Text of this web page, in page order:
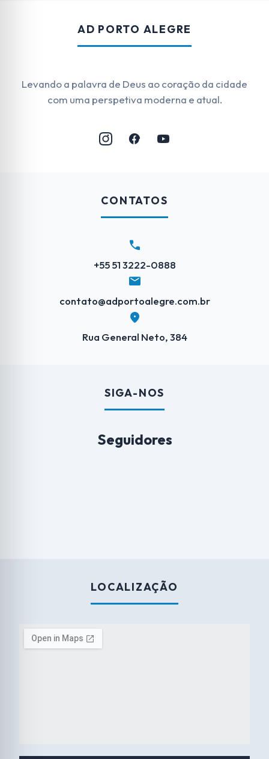
AD PORTO ALEGRE
Levando a palavra de Deus ao coração da cidade
com uma perspetiva moderna e atual.
CONTATOS
call
+55 51 3222-0888
mail
contato@adportoalegre.com.br
location_on
Rua General Neto, 384
SIGA-NOS
Seguidores
LOCALIZAÇÃO